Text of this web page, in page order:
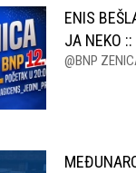
ENIS
JA NEKO
@BNP